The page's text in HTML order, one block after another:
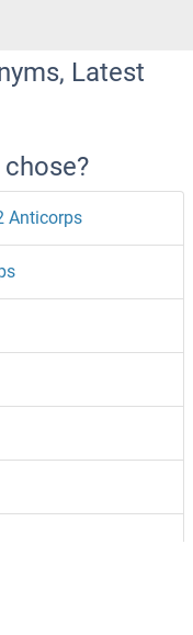
Latest
Anticorps